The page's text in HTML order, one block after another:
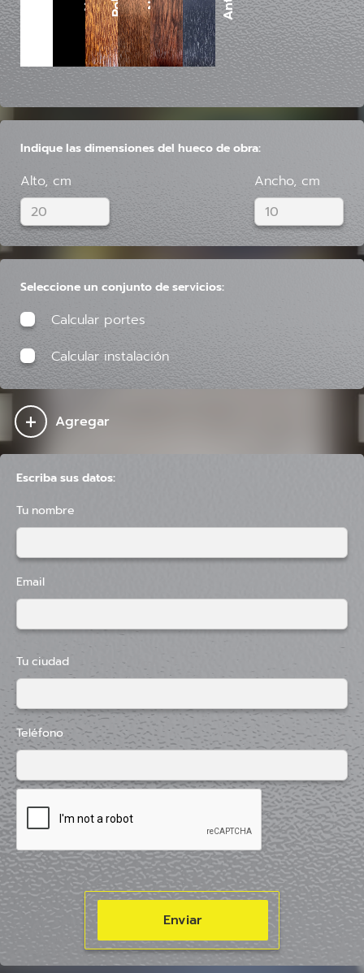
Indique las dimensiones del hueco de obra:
Alto, cm Ancho, cm
Seleccione un conjunto de servicios:
Calcular portes
Calcular instalación
+ Agregar
Escriba sus datos:
Tu nombre
Email
Tu ciudad
Teléfono